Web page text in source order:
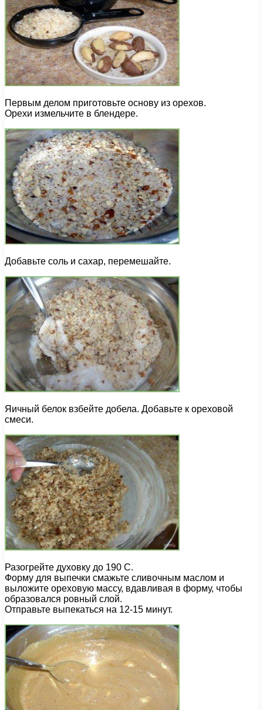
Первым делом приготовьте основу из орехов.
Орехи измельчите в блендере.
Добавьте соль и сахар, перемешайте.
Яичный белок взбейте добела. Добавьте к ореховой
смеси.
Разогрейте духовку до 190 С.
Форму для выпечки смажьте сливочным маслом и
выложите ореховую массу, вдавливая в форму, чтобы
образовался ровный слой.
Отправьте выпекаться на 12-15 минут.